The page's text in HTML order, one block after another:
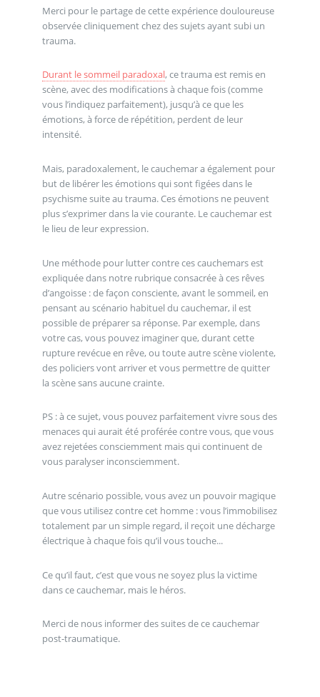
Merci pour le partage de cette expérience douloureuse
observée cliniquement chez des sujets ayant subi un
trauma.
Durant le sommeil paradoxal, ce trauma est remis en
scène, avec des modifications à chaque fois (comme
vous l’indiquez parfaitement), jusqu’à ce que les
émotions, à force de répétition, perdent de leur
intensité.
Mais, paradoxalement, le cauchemar a également pour
but de libérer les émotions qui sont figées dans le
psychisme suite au trauma. Ces émotions ne peuvent
plus s’exprimer dans la vie courante. Le cauchemar est
le lieu de leur expression.
Une méthode pour lutter contre ces cauchemars est
expliquée dans notre rubrique consacrée à ces rêves
d’angoisse : de façon consciente, avant le sommeil, en
pensant au scénario habituel du cauchemar, il est
possible de préparer sa réponse. Par exemple, dans
votre cas, vous pouvez imaginer que, durant cette
rupture revécue en rêve, ou toute autre scène violente,
des policiers vont arriver et vous permettre de quitter
la scène sans aucune crainte.
PS : à ce sujet, vous pouvez parfaitement vivre sous des
menaces qui aurait été proférée contre vous, que vous
avez rejetées consciemment mais qui continuent de
vous paralyser inconsciemment.
Autre scénario possible, vous avez un pouvoir magique
que vous utilisez contre cet homme : vous l’immobilisez
totalement par un simple regard, il reçoit une décharge
électrique à chaque fois qu’il vous touche...
Ce qu’il faut, c’est que vous ne soyez plus la victime
dans ce cauchemar, mais le héros.
Merci de nous informer des suites de ce cauchemar
post-traumatique.